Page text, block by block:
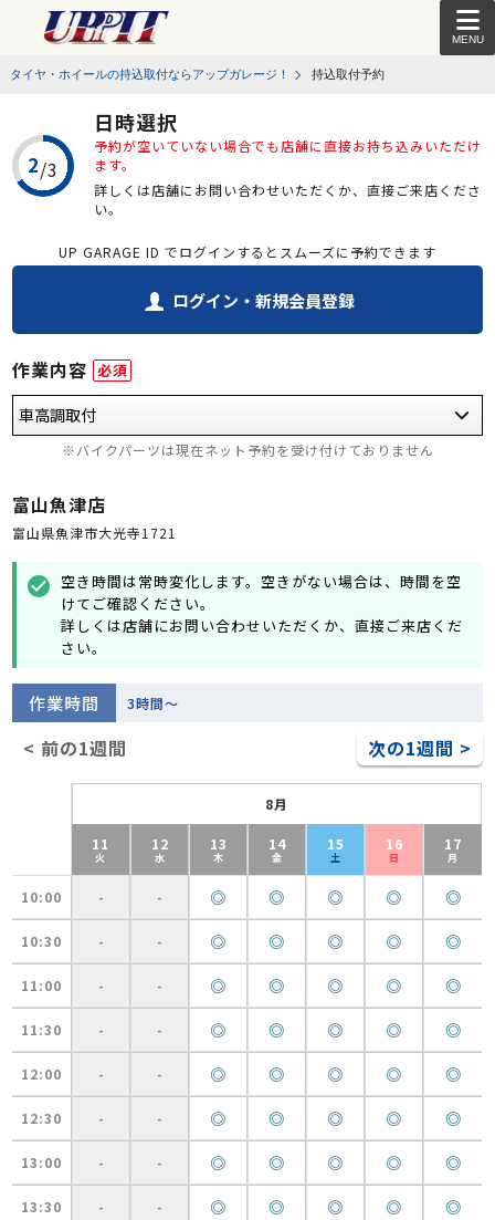
MENU
タイヤ・ホイールの持込取付ならアップガレージ！ 持込取付予約
日時選択
予約が空いていない場合でも店舗に直接お持ち込みいただけ
ます。
詳しくは店舗にお問い合わせいただくか、直接ご来店くださ
い。
UP GARAGE ID でログインするとスムーズに予約できます
ログイン・新規会員登録
作業内容 必須
※バイクパーツは現在ネット予約を受け付けておりません
富山魚津店
富山県魚津市大光寺1721
check_circle 空き時間は常時変化します。空きがない場合は、時間を空
けてご確認ください。
詳しくは店舗にお問い合わせいただくか、直接ご来店くだ
さい。
作業時間 3時間～
< 前の1週間 次の1週間 >
8月
11
火
12
水
13
木
14
金
15
土
16
日
17
月
10:00 - - ◎ ◎ ◎ ◎ ◎
10:30 - - ◎ ◎ ◎ ◎ ◎
11:00 - - ◎ ◎ ◎ ◎ ◎
11:30 - - ◎ ◎ ◎ ◎ ◎
12:00 - - ◎ ◎ ◎ ◎ ◎
12:30 - - ◎ ◎ ◎ ◎ ◎
13:00 - - ◎ ◎ ◎ ◎ ◎
13:30 - - ◎ ◎ ◎ ◎ ◎